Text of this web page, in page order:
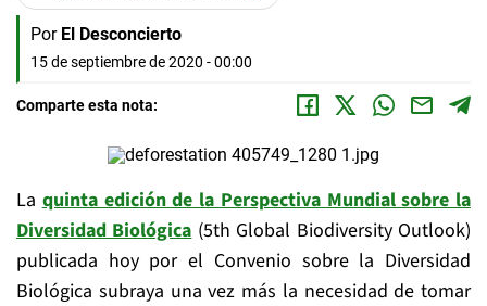
Por El Desconcierto
15 de septiembre de 2020 - 00:00
Comparte esta nota:
Laquinta edición de la Perspectiva Mundial sobre la
Diversidad Biológica(5th Global Biodiversity Outlook)
publicada hoy por el Convenio sobre la Diversidad
Biológica subraya una vez más la necesidad de tomar